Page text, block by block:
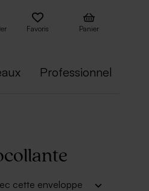
Favoris Panier
Professionnel
cette enveloppe